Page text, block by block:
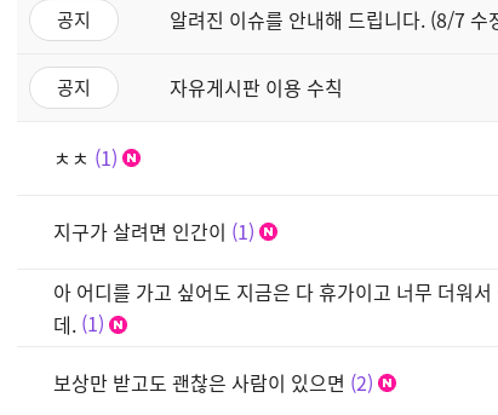
공지 알려진 이슈를 안내해 드립니다. (8/7 수
공지 자유게시판 이용 수칙
ㅊㅊ 1
지구가 살려면 인간이 1
아 어디를 가고 싶어도 지금은 다 휴가이고 너무 더워
데. 1
보상만 받고도 괜찮은 사람이 있으면 2